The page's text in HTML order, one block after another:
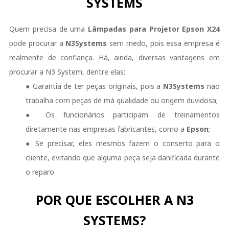
Quem precisa de uma Lâmpadas para Projetor Epson X24
pode procurar a N3Systems sem medo, pois essa empresa é
realmente de confiança. Há, ainda, diversas vantagens em
procurar a N3 System, dentre elas:
● Garantia de ter peças originais, pois a N3Systems não
trabalha com peças de má qualidade ou origem duvidosa;
● Os funcionários participam de treinamentos
diretamente nas empresas fabricantes, como a Epson;
● Se precisar, eles mesmos fazem o conserto para o
cliente, evitando que alguma peça seja danificada durante
o reparo.
POR QUE ESCOLHER A N3
SYSTEMS?